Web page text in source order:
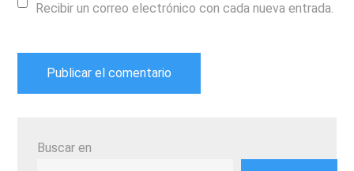
Recibir un correo electrónico con cada nueva entrada.
Buscar en